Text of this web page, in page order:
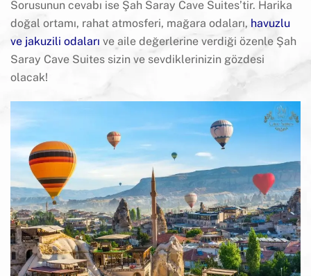
Sorusunun cevabı ise Şah Saray Cave Suites’tir. Harika
doğal ortamı, rahat atmosferi, mağara odaları, havuzlu
ve jakuzili odaları ve aile değerlerine verdiği özenle Şah
Saray Cave Suites sizin ve sevdiklerinizin gözdesi
olacak!